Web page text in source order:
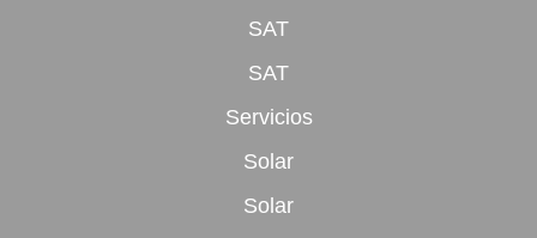
SAT
SAT
Servicios
Solar
Solar